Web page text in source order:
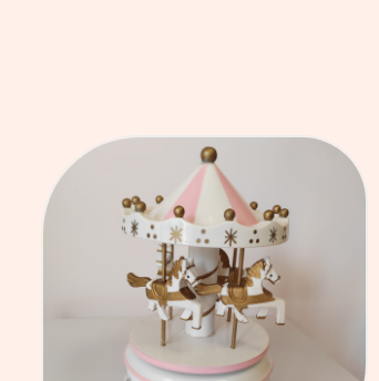
AGGIUNGI AL CARRELLO